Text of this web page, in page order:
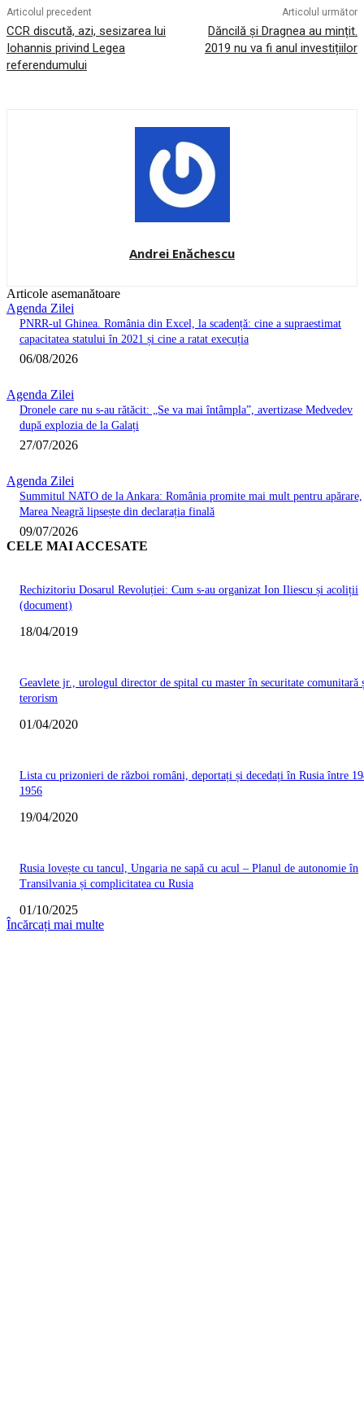
Articolul precedent
CCR discută, azi, sesizarea lui
Iohannis privind Legea
referendumului
Articolul următor
Dăncilă și Dragnea au mințit.
2019 nu va fi anul investițiilor
Andrei Enăchescu
Articole asemanătoare
Agenda Zilei
PNRR-ul Ghinea. România din Excel, la scadență: cine a supraestimat
capacitatea statului în 2021 și cine a ratat execuția
06/08/2026
Agenda Zilei
Dronele care nu s-au rătăcit: „Se va mai întâmpla”, avertizase Medvedev
după explozia de la Galați
27/07/2026
Agenda Zilei
Summitul NATO de la Ankara: România promite mai mult pentru apărare,
Marea Neagră lipsește din declarația finală
09/07/2026
CELE MAI ACCESATE
Rechizitoriu Dosarul Revoluției: Cum s-au organizat Ion Iliescu și acoliții
(document)
18/04/2019
Geavlete jr., urologul director de spital cu master în securitate comunitară
terorism
01/04/2020
Lista cu prizonieri de război români, deportați și decedați în Rusia între
1956
19/04/2020
Rusia lovește cu tancul, Ungaria ne sapă cu acul – Planul de autonomie în
Transilvania și complicitatea cu Rusia
01/10/2025
Încărcați mai multe